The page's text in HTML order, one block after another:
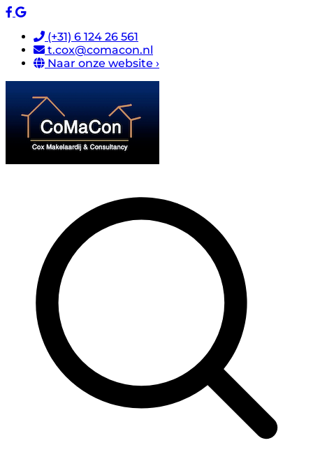
(+31) 6 124 26 561
t.cox@comacon.nl
Naar onze website ›